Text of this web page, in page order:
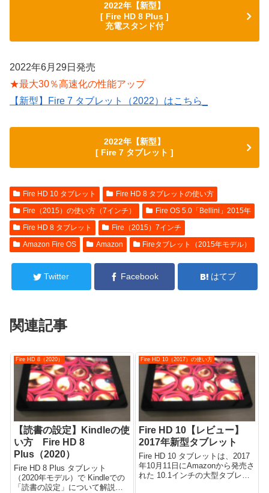
2022年【新型】
[ Fire HD 8 Plus ]
充電スタンド付
2022年6月29日発売
★最大30％高速化の性能アップ
【新型】Fire 7 タブレット（2022）はこちら_
2022年【新型】
[ Fire 7 タブレット ]
Fire HD 10 タブレット
Fire HD 8 タブレットの使い方
Fire（2015）の使い方（7インチ）
Fire OS 5.0「Bellini」2015年
Fire HD 8 タブレット
Fire（2015）7インチ
Amazon Fire OS
Amazon Fireタブレット（2015年モデル）
Twitter Facebook はてブ
関連記事
Fire HD 8（2020）
【読書の設定】Kindleの使
い方 Fire HD 8
Plus（2020）
Fire HD 8 Plus タブレット
（2020年モデル）で Kindleでの
「読書の設定」について解説を
Fire HD 10（2017）の使い方
Fire HD 10【レビュー】
2017年新型タブレット
Fire HD 10 タブレットは、2017
年10月11日にAmazonから発売さ
れた 10.1インチの大型タブレッ